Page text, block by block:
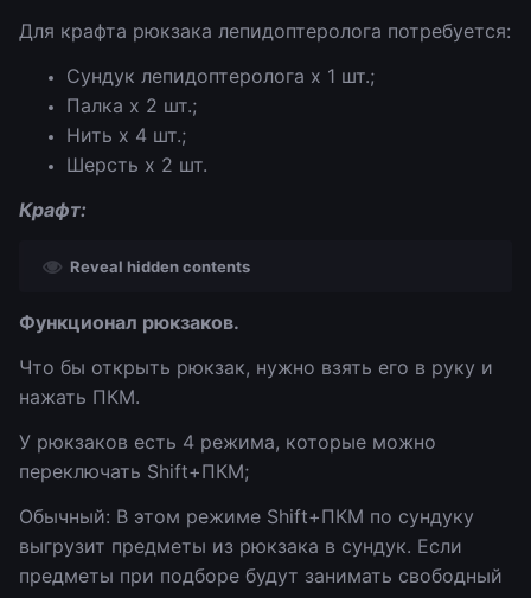
Для крафта рюкзака лепидоптеролога потребуется:
Сундук лепидоптеролога х 1 шт.;
Палка х 2 шт.;
Нить х 4 шт.;
Шерсть х 2 шт.
Крафт:
Reveal hidden contents
Функционал рюкзаков.
Что бы открыть рюкзак, нужно взять его в руку и
нажать ПКМ.
У рюкзаков есть 4 режима, которые можно
переключать Shift+ПКМ;
Обычный: В этом режиме Shift+ПКМ по сундуку
выгрузит предметы из рюкзака в сундук. Если
предметы при подборе будут занимать свободный